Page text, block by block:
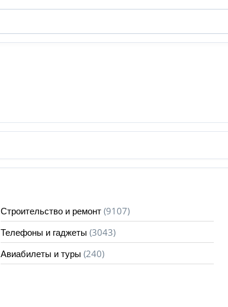
Строительство и ремонт (9107)
Телефоны и гаджеты (3043)
Авиабилеты и туры (240)